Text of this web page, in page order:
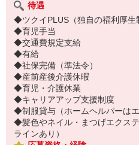
待遇
◆ツクイPLUS（独自の福利厚生
◆育児手当
◆交通費規定支給
◆有給
◆社保完備（準法令）
◆産前産後介護休暇
◆育児・介護休業
◆キャリアアップ支援制度
◆制服貸与（ホームヘルパーはエ
◆髪色やネイル・まつげエクス
ラインあり）